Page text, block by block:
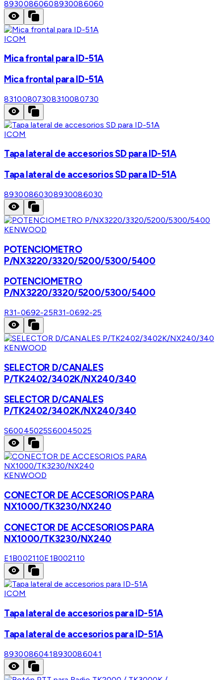
89300860608930086060
ICOM
Mica frontal para ID-51A
Mica frontal para ID-51A
83100807308310080730
ICOM
Tapa lateral de accesorios SD para ID-51A
Tapa lateral de accesorios SD para ID-51A
89300860308930086030
KENWOOD
POTENCIOMETRO
P/NX3220/3320/5200/5300/5400
POTENCIOMETRO
P/NX3220/3320/5200/5300/5400
R31-0692-25R31-0692-25
KENWOOD
SELECTOR D/CANALES
P/TK2402/3402K/NX240/340
SELECTOR D/CANALES
P/TK2402/3402K/NX240/340
S60045025S60045025
KENWOOD
CONECTOR DE ACCESORIOS PARA
NX1000/TK3230/NX240
CONECTOR DE ACCESORIOS PARA
NX1000/TK3230/NX240
E1B002110E1B002110
ICOM
Tapa lateral de accesorios para ID-51A
Tapa lateral de accesorios para ID-51A
89300860418930086041